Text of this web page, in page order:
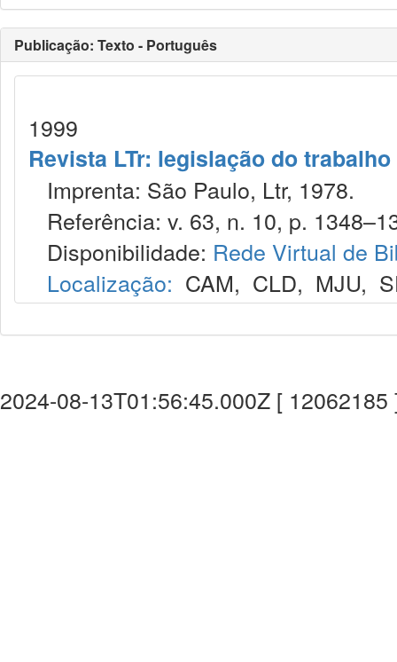
Publicação: Texto - Português
1999
Revista LTr: legislação do trabalho
Imprenta: São Paulo, Ltr, 1978.
Referência: v. 63, n. 10, p.
Disponibilidade: Rede Virtual de
Localização: CAM, CLD, MJU,
2024-08-13T01:56:45.000Z [ 12062185